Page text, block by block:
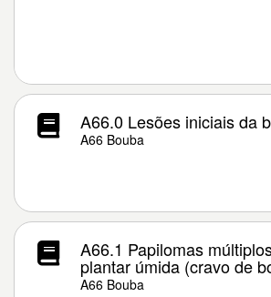
A66.0 Lesões iniciais da
A66 Bouba
A66.1 Papilomas
plantar úmida (cravo de
A66 Bouba